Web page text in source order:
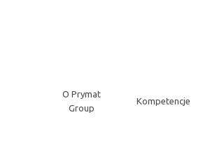
O Prymat
Group
Kompetencje